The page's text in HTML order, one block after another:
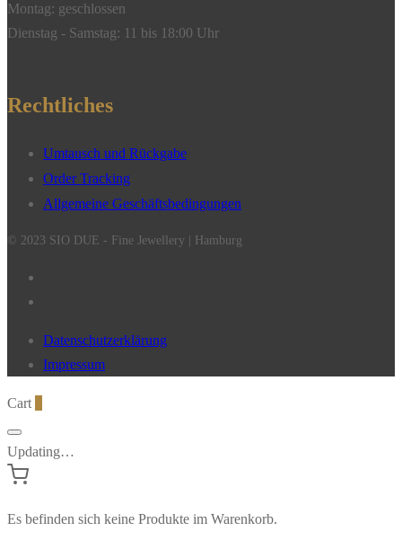
Montag: geschlossen
Dienstag - Samstag: 11 bis 18:00 Uhr
Rechtliches
Umtausch und Rückgabe
Order Tracking
Allgemeine Geschäftsbedingungen
© 2023 SIO DUE - Fine Jewellery | Hamburg
Datenschutzerklärung
Impressum
Cart
Updating…
Es befinden sich keine Produkte im Warenkorb.